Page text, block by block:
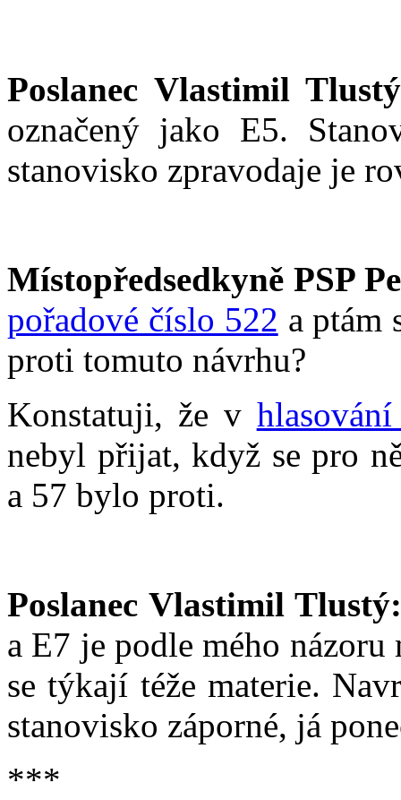
Poslanec Vlastimil
označený jako E5.
stanovisko zpravodaje je
Místopředsedkyně PSP
pořadové číslo 522 a ptám
proti tomuto návrhu?
Konstatuji, že v
nebyl přijat, když se pro
a 57 bylo proti.
Poslanec Vlastimil
a E7 je podle mého názoru
se týkají téže materie.
stanovisko záporné, já
***